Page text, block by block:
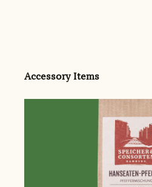
Produktgalerie überspringen
Accessory Items